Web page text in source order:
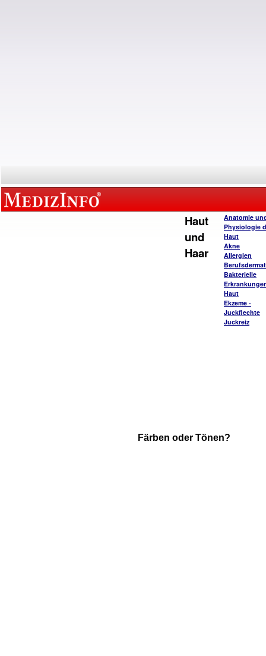
Haut
und
Haar
Anatomie
Physiologie
Haut
Akne
Allergien
Bakterielle
Haut
Ekzeme -
Juckflechte
Juckreiz
Färben oder Tönen?